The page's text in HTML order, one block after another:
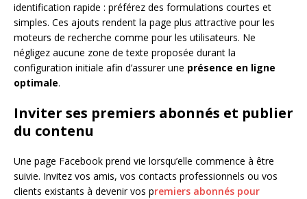
identification rapide : préférez des formulations courtes et
simples. Ces ajouts rendent la page plus attractive pour les
moteurs de recherche comme pour les utilisateurs. Ne
négligez aucune zone de texte proposée durant la
configuration initiale afin d’assurer une présence en ligne
optimale.
Inviter ses premiers abonnés et publier
du contenu
Une page Facebook prend vie lorsqu’elle commence à être
suivie. Invitez vos amis, vos contacts professionnels ou vos
clients existants à devenir vos premiers abonnés pour